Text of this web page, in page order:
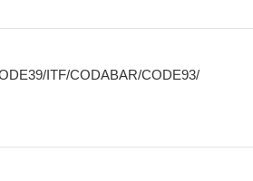
ITF/CODABAR/CODE93/